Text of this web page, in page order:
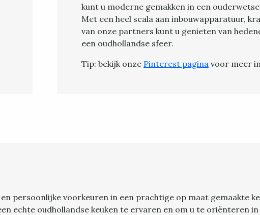
kunt u moderne gemakken in een
Met een heel scala aan inbouwapparatuur,
van onze partners kunt u genieten van
een oudhollandse sfeer.
Tip: bekijk onze Pinterest pagina voor meer
persoonlijke voorkeuren in een prachtige op maat gemaakte
echte oudhollandse keuken te ervaren en om u te oriënteren in